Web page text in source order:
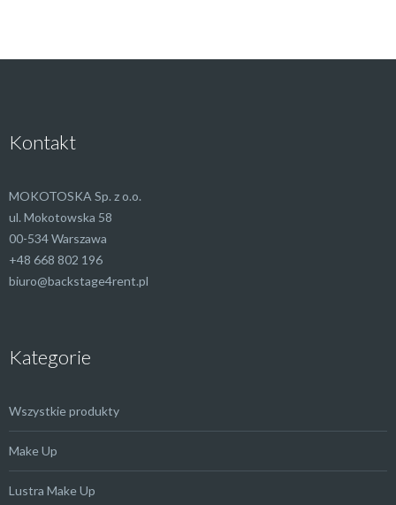
Kontakt
MOKOTOSKA Sp. z o.o.
ul. Mokotowska 58
00-534 Warszawa
+48 668 802 196
biuro@backstage4rent.pl
Kategorie
Wszystkie produkty
Make Up
Lustra Make Up